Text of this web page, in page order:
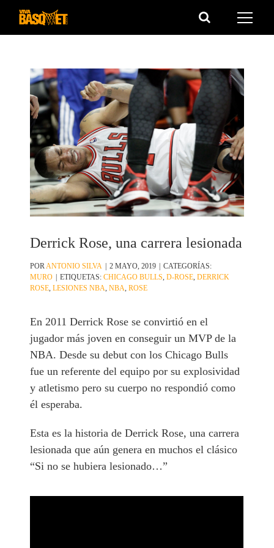
Saltar
Derrick Rose, una carrera lesionada
PORANTONIO SILVA 2 MAYO, 2019
CATEGORÍAS:
MURO
ETIQUETAS:CHICAGO BULLS,D-ROSE,DERRICK
ROSE,LESIONES NBA,NBA,ROSE
En 2011 Derrick Rose se convirtió en el
jugador más joven en conseguir un MVP de la
NBA. Desde su debut con los Chicago Bulls
fue un referente del equipo por su explosividad
y atletismo pero su cuerpo no respondió como
él esperaba.
Esta es la historia de Derrick Rose, una carrera
lesionada que aún genera en muchos el clásico
“Si no se hubiera lesionado…”